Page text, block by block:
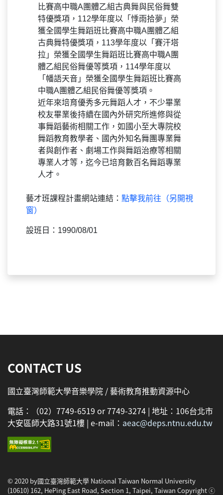
比賽高中職A團體乙組古典舞與民俗舞雙
特優獎項，112學年度以「悸雨拾夢」榮
獲全國學生舞蹈班比賽高中職A團體乙組
古典舞特優獎項，113學年度以「賽汗塔
拉」榮獲全國學生舞蹈班比賽高中職A團
體乙組民俗舞優等獎項，114學年度以
「幡語天音」榮獲全國學生舞蹈班比賽高
中職A團體乙組民俗舞優等獎項。
近年來培育優秀多元舞蹈人才，不少畢業
校友畢業後持續在國內外研究所進修與從
事舞蹈藝術相關工作，如國小至大專院校
舞蹈教育教學者、國內外知名舞團專業舞
者與創作者、劇場工作與舞蹈治療等相關
專業人才等，迄今已培育數百名舞蹈專業
人才。
藝才班課程計畫網站連結： 點擊我前往（另開視
窗）
設班日：1990/08/01
CONTACT US
國立臺灣師範大學音樂學院 / 藝術教育推動資源中心
電話：（02）7749-6519 or 7749-3274 | 地址：106台北市
大安區師大路31號1樓 | e-mail： aeac@deps.ntnu.edu.tw
© 2020 by國立臺灣師範大學 National Taiwan Normal University
(10610) 162, HePing East Road, Section 1, Taipei, Taiwan Copyright ⓒ